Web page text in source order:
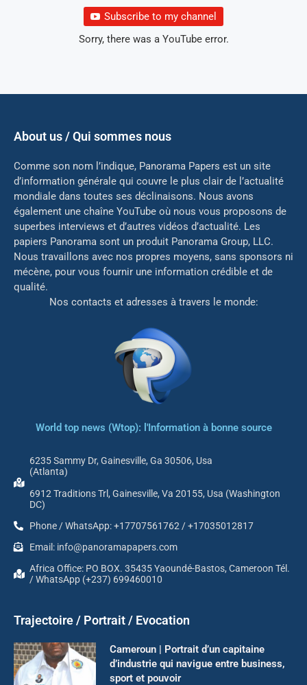
Subscribe to my channel
Sorry, there was a YouTube error.
About us / Qui sommes nous
Comme son nom l’indique, Panorama Papers est un site
d’information générale qui couvre le plus clair de l’actualité
mondiale dans toutes ses déclinaisons. Nous avons
également une chaîne YouTube où nous vous proposons de
superbes interviews et d’autres vidéos d’actualité. Les
papiers Panorama sont un produit Panorama Group, LLC.
Nous travaillons avec nos propres moyens, sans sponsors ni
mécène, pour vous fournir une information crédible et de
qualité.
Nos contacts et adresses à travers le monde:
World top news (Wtop): l'Information à bonne source
6235 Sammy Dr, Gainesville, Ga 30506, Usa
(Atlanta)
6912 Traditions Trl, Gainesville, Va 20155, Usa (Washington
DC)
Phone / WhatsApp: +17707561762 / +17035012817
Email: info@panoramapapers.com
Africa Office: PO BOX. 35435 Yaoundé-Bastos, Cameroon Tél.
/ WhatsApp (+237) 699460010
Trajectoire / Portrait / Evocation
Cameroun | Portrait d’un capitaine
d’industrie qui navigue entre business,
sport et pouvoir